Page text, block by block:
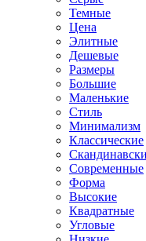
Темные
Цена
Элитные
Дешевые
Размеры
Большие
Маленькие
Стиль
Минимализм
Классические
Современные
Форма
Высокие
Квадратные
Угловые